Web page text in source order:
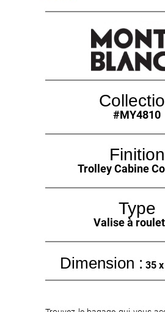
#MY4810
Finition
Trolley Cabine
Type
Valise à
Dimension : 35